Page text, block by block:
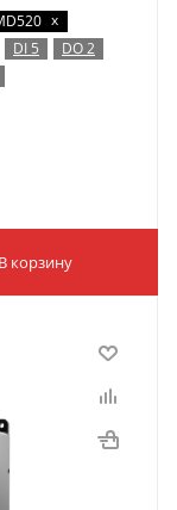
x
DI 5
DO 2
В корзину